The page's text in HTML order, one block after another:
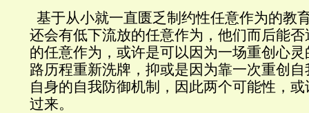
基于从小就一直匮乏制约性任意作为的教
还会有低下流放的任意作为，他们而后能
的任意作为，或许是可以因为一场重创心
路历程重新洗牌，抑或是因为靠一次重创
自身的自我防御机制，因此两个可能性，
过来。